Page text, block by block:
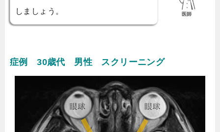
しましょう。
医師
症例 30歳代 男性 スクリーニング